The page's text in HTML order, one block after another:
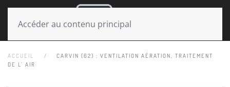
Accéder au contenu principal
ACCUEIL
CARVIN (62) : VENTILATION AÉRATION, TRAITEMENT
DE L’ AIR